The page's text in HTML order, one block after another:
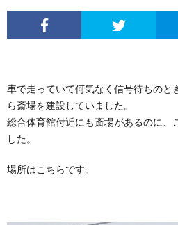
車で走っていて何気なく信号待ちのと
ら斎場を建設していました。
総合体育館付近にも斎場があるのに、
した。
場所はこちらです。